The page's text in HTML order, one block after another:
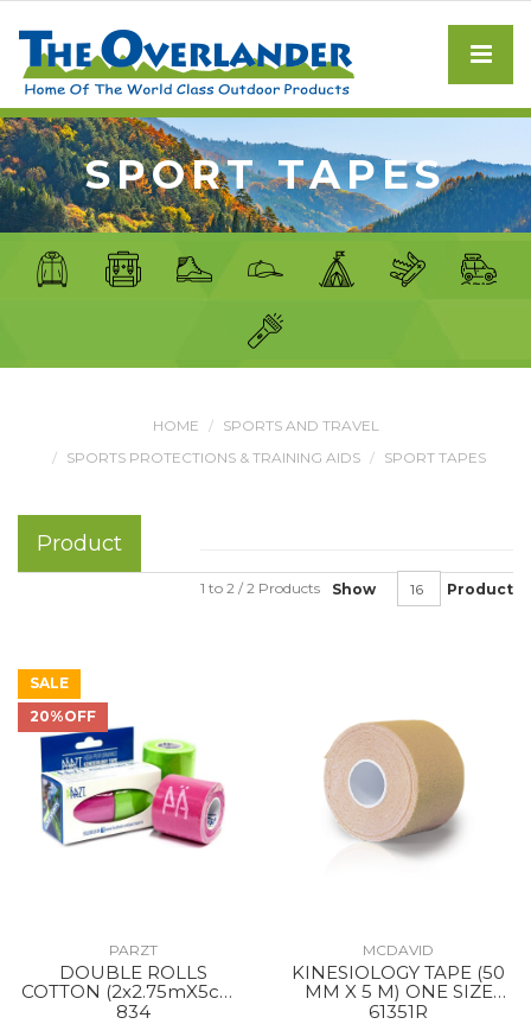
SPORT TAPES
HOME
SPORTS AND TRAVEL
SPORTS PROTECTIONS & TRAINING AIDS
SPORT TAPES
Product
Show Product
1 to 2 / 2 Products
SALE
20%OFF
PARZT
DOUBLE ROLLS
COTTON (2x2.75mX5cm)
PINK APPLEGREEN
834
MCDAVID
KINESIOLOGY TAPE (50
MM X 5 M) ONE SIZE
BEIGE
61351R